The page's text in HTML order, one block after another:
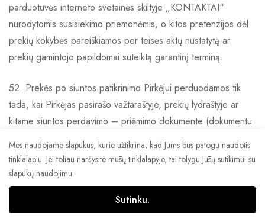
parduotuvės interneto svetainės skiltyje „KONTAKTAI“
nurodytomis susisiekimo priemonėmis, o kitos pretenzijos dėl
prekių kokybės pareiškiamos per teisės aktų nustatytą ar
prekių gamintojo papildomai suteiktą garantinį terminą.
52. Prekės po siuntos patikrinimo Pirkėjui perduodamos tik
tada, kai Pirkėjas pasirašo važtaraštyje, prekių lydraštyje ar
kitame siuntos perdavimo – priėmimo dokumente (dokumentu
laikomi ir elektroniniai įrenginiai). Jei Pirkėjas dėl negalios,
ligos ar kitokių priežasčių negali pats pasirašyti elektroniniuose
ar kituose dokumentuose, jo pavedimu už jį pasirašo kitas
asmuo arba Pardavėja (ar jo įgaliotas asmuo), Pirkėjui
patvirtinus pasirašymo galimybę. Pirkėjui nepasirašius prekių
Mes naudojame slapukus, kurie užtikrina, kad Jums bus patogu naudotis
tinklalapiu. Jei toliau naršysite mūsų tinklalapyje, tai tolygu Jūsų sutikimui su
slapukų naudojimu.
Sutinku.
0